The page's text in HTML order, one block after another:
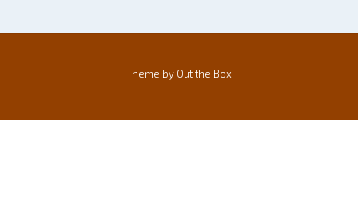
Theme by Out the Box